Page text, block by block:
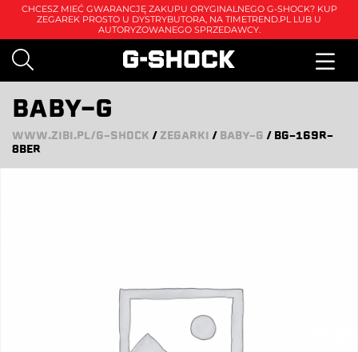
CHCESZ MIEĆ GWARANCJĘ ZAKUPU ORYGINALNEGO G-SHOCK? KUP
ZEGAREK PROSTO U DYSTRYBUTORA, NA TIMETREND.PL LUB U
AUTORYZOWANEGO SPRZEDAWCY.
BABY-G
WWW.ZIBI.PL/G-SHOCK / ZEGARKI / BABY-G / BG-169R-
8BER